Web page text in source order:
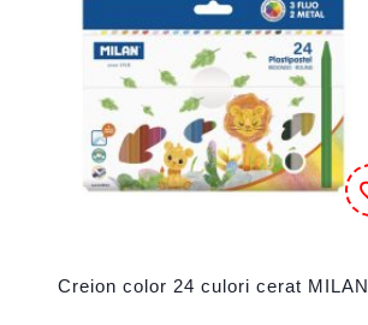
Creion color 24 culori cerat MILAN